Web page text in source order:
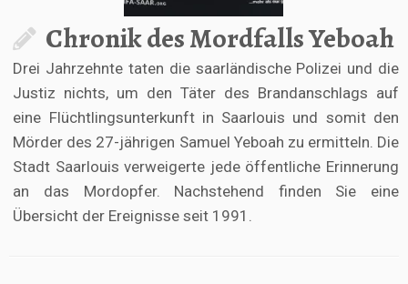
Chronik des Mordfalls Yeboah
Drei Jahrzehnte taten die saarländische Polizei und die
Justiz nichts, um den Täter des Brandanschlags auf
eine Flüchtlingsunterkunft in Saarlouis und somit den
Mörder des 27-jährigen Samuel Yeboah zu ermitteln. Die
Stadt Saarlouis verweigerte jede öffentliche Erinnerung
an das Mordopfer. Nachstehend finden Sie eine
Übersicht der Ereignisse seit 1991.